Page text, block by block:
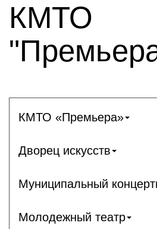
КМТО
КМТО «Премьера»
Дворец искусств
Муниципальный
Молодежный театр